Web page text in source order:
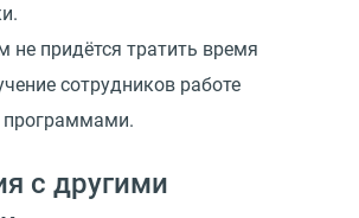
не придётся тратить время
сотрудников работе
программами.
с другими